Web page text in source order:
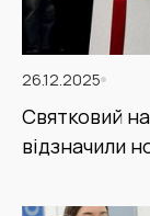
26.12.2025
Святковий
відзначили